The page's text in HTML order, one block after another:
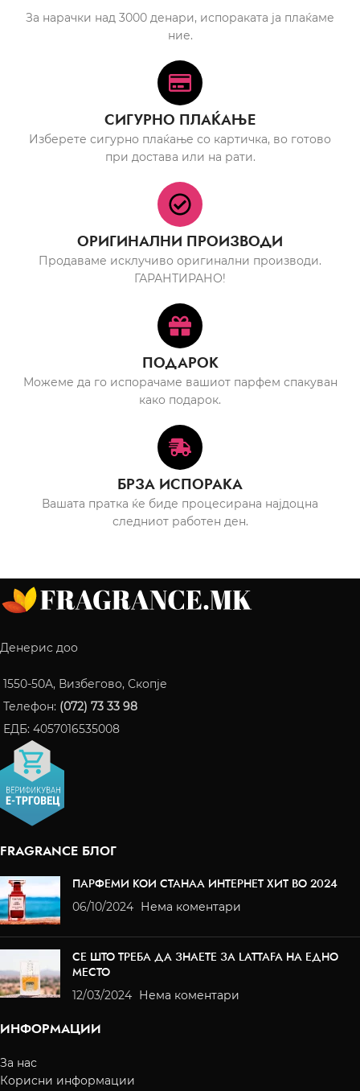
За нарачки над 3000 денари, испораката ја плаќаме
ние.
СИГУРНО ПЛАЌАЊЕ
Изберете сигурно плаќање со картичка, во готово
при достава или на рати.
ОРИГИНАЛНИ ПРОИЗВОДИ
Продаваме исклучиво оригинални производи.
ГАРАНТИРАНО!
ПОДАРОК
Можеме да го испорачаме вашиот парфем спакуван
како подарок.
БРЗА ИСПОРАКА
Вашата пратка ќе биде процесирана најдоцна
следниот работен ден.
Денерис доо
1550-50A, Визбегово, Скопје
Телефон: (072) 73 33 98
ЕДБ: 4057016535008
FRAGRANCE БЛОГ
ПАРФЕМИ КОИ СТАНАА ИНТЕРНЕТ ХИТ ВО 2024
06/10/2024 Нема коментари
СЕ ШТО ТРЕБА ДА ЗНАЕТЕ ЗА LATTAFA НА ЕДНО
МЕСТО
12/03/2024 Нема коментари
ИНФОРМАЦИИ
За нас
Корисни информации